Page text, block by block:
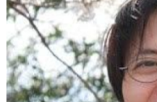
大
學
部
碩
博